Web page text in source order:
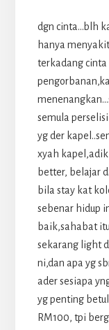
dgn cinta…blh
hanya
terkadang
semula
yg der
xyah
better, belajar
bila stay kat
sebenar hidup
baik,sahabat
sekarang light
ni,dan apa yg
ader sesiapa
yg penting
RM100, tpi